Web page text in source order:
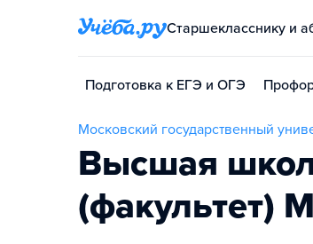
Старшекласснику и
Подготовка к ЕГЭ и ОГЭ
Московский государственный
Высшая
(факультет)